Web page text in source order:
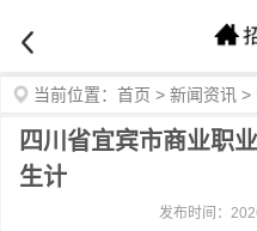
当前位置： 首页 > 新闻资讯 >
四川省宜宾市商业职
生计
发布时间：